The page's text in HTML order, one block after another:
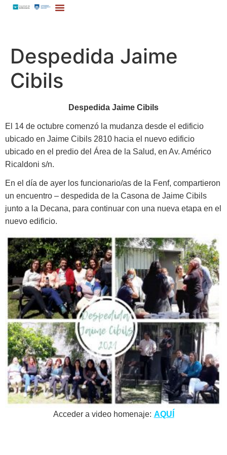
Despedida Jaime
Cibils
Despedida Jaime Cibils
El 14 de octubre comenzó la mudanza desde el edificio
ubicado en Jaime Cibils 2810 hacia el nuevo edificio
ubicado en el predio del Área de la Salud, en Av. Américo
Ricaldoni s/n.
En el día de ayer los funcionario/as de la Fenf, compartieron
un encuentro – despedida de la Casona de Jaime Cibils
junto a la Decana, para continuar con una nueva etapa en el
nuevo edificio.
Acceder a video homenaje: AQUÍ